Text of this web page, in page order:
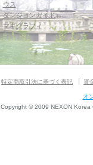
ウス
ダンジョンガイド
マギグラフィ
特定商取引法に基づく表記 資
オ
Copyright © 2009 NEXON Korea